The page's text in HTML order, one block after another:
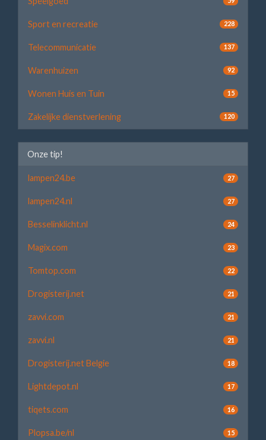
Sport en recreatie 228
Telecommunicatie 137
Warenhuizen 92
Wonen Huis en Tuin 15
Zakelijke dienstverlening 120
Onze tip!
lampen24.be 27
lampen24.nl 27
Besselinklicht.nl 24
Magix.com 23
Tomtop.com 22
Drogisterij.net 21
zavvi.com 21
zavvi.nl 21
Drogisterij.net Belgie 18
Lightdepot.nl 17
tiqets.com 16
Plopsa.be/nl 15